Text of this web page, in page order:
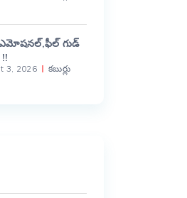
ఎమోషనల్,ఫీల్ గుడ్
3, 2026 కబుర్లు